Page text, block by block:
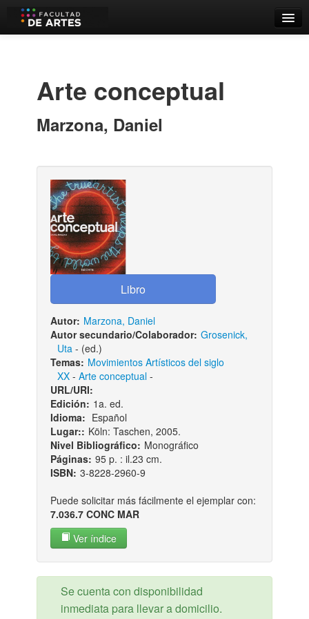
Estantes Virtuales
Contacto
Iniciar sesión
Arte conceptual
Marzona, Daniel
Autor: Marzona, Daniel
Autor secundario/Colaborador: Grosenick,
Uta - (ed.)
Temas: Movimientos Artísticos del siglo
XX- Arte conceptual-
URL/URI:
Edición: 1a. ed.
Idioma: Español
Lugar:: Köln: Taschen, 2005.
Nivel Bibliográfico: Monográfico
Páginas: 95 p. : il.23 cm.
ISBN: 3-8228-2960-9
Puede solicitar más fácilmente el ejemplar con:
7.036.7 CONC MAR
Ver índice
Se cuenta con disponibilidad
inmediata para llevar a domicilio.